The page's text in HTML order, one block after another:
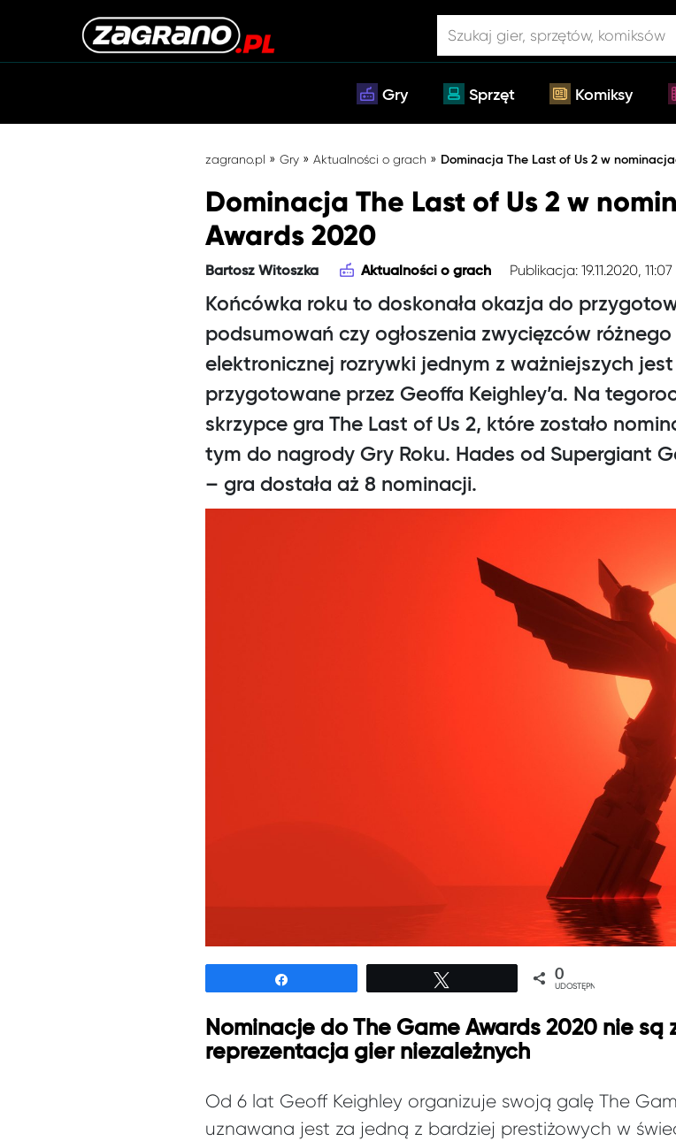
Gry Sprzęt Komiksy
zagrano.pl » Gry » Aktualności o grach » Dominacja The Last of Us 2 w
Dominacja The Last of Us 2 w
Awards 2020
Bartosz Witoszka Aktualności o grach Publikacja: 19.11.2020, 11:07
Końcówka roku to doskonała okazja do
podsumowań czy ogłoszenia zwycięzców
elektronicznej rozrywki jednym z ważniejszych
przygotowane przez Geoffa Keighley’a. Na
skrzypce gra The Last of Us 2, które zostało
tym do nagrody Gry Roku. Hades od Supergiant
– gra dostała aż 8 nominacji.
0
UDOSTĘPNIEŃ
Nominacje do The Game Awards 2020 nie
reprezentacja gier niezależnych
Od 6 lat Geoff Keighley organizuje swoją galę The
uznawana jest za jedną z bardziej prestiżowych w